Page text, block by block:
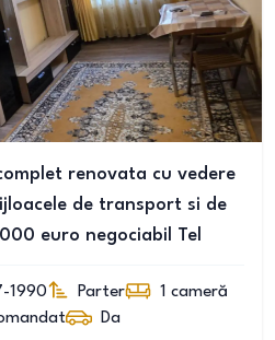
renovata cu vedere
de transport si de
euro negociabil Tel
1990 Parter 1 cameră
Da